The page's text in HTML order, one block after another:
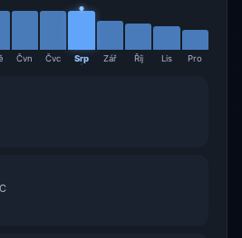
Čvn Čvc Srp Zář Říj Lis Pro